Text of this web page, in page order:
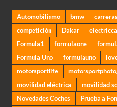
Automobilismo bmw carreras
competición
Dakar
Formula1
formulaone
Formula Uno
formulauno
motorsportlife
movilidad eléctrica
movilidad
Novedades Coches
Prueba a